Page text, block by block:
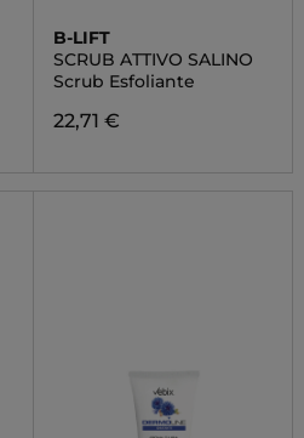
B-LIFT
SCRUB ATTIVO SALINO
Scrub Esfoliante
22,71 €